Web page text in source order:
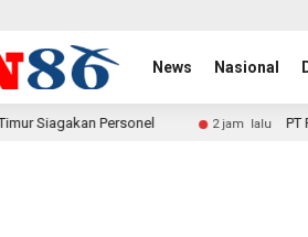
News Nasional
2 jam lalu PT Pelni Sorong